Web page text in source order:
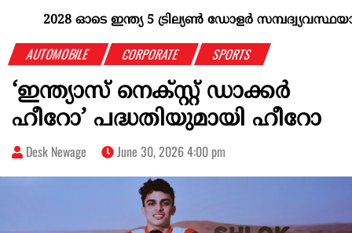
CALENDAR
KERALA @70
2028 ഓടെ ഇന്ത്യ 5 ട്രില്യണ്‍ ഡോളര്‍
AUTOMOBILE CORPORATE SPORTS
‘ഇന്ത്യാസ് നെക്സ്റ്റ് ഡാക്കർ
ഹീറോ’ പദ്ധതിയുമായി ഹീറോ
Desk Newage June 30, 2026 4:00 pm